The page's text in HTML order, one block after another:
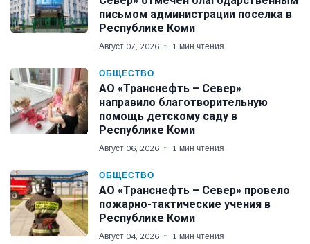
письмом администрации поселка в
Республике Коми
Август 07, 2026 1 мин чтения
ОБЩЕСТВО
АО «Транснефть – Север»
направило благотворительную
помощь детскому саду в
Республике Коми
Август 06, 2026 1 мин чтения
ОБЩЕСТВО
АО «Транснефть – Север» провело
пожарно-тактические учения в
Республике Коми
Август 04, 2026 1 мин чтения